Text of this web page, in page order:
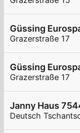
Güssing
Grazerstraße 17
Güssing
Grazerstraße 17
Janny Haus
Deutsch